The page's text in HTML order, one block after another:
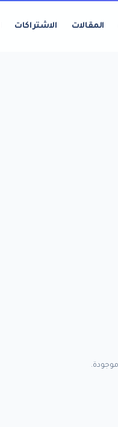
المقالات الاشتراكات
موجودة.